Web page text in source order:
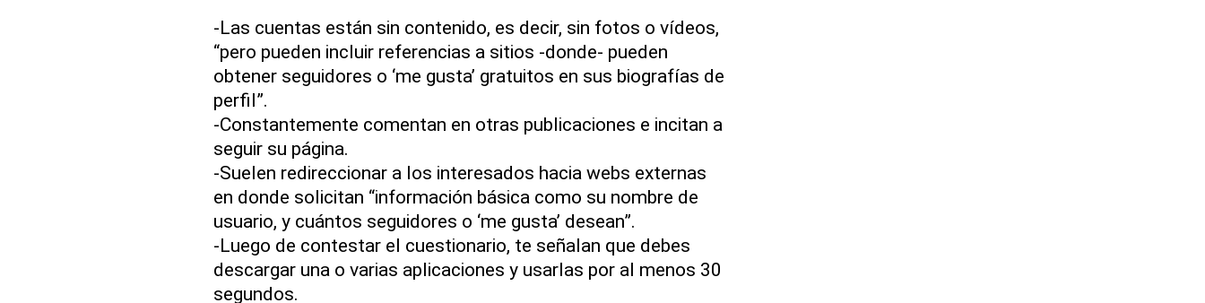
-Las cuentas están sin contenido, es decir, sin fotos o vídeos,
“pero pueden incluir referencias a sitios -donde- pueden
obtener seguidores o ‘me gusta’ gratuitos en sus biografías de
perfil”.
-Constantemente comentan en otras publicaciones e incitan a
seguir su página.
-Suelen redireccionar a los interesados hacia webs externas
en donde solicitan “información básica como su nombre de
usuario, y cuántos seguidores o ‘me gusta’ desean”.
-Luego de contestar el cuestionario, te señalan que debes
descargar una o varias aplicaciones y usarlas por al menos 30
segundos.